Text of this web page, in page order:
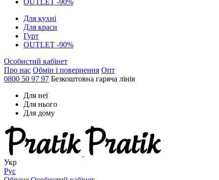
OUTLET -90%
Для кухні
Для краси
Гурт
OUTLET -90%
Особистий кабінет
Про нас Обмін і повернення Опт
0800 50 97 97 Безкоштовна гаряча лінія
Для неї
Для нього
Для дому
Укр
Рус